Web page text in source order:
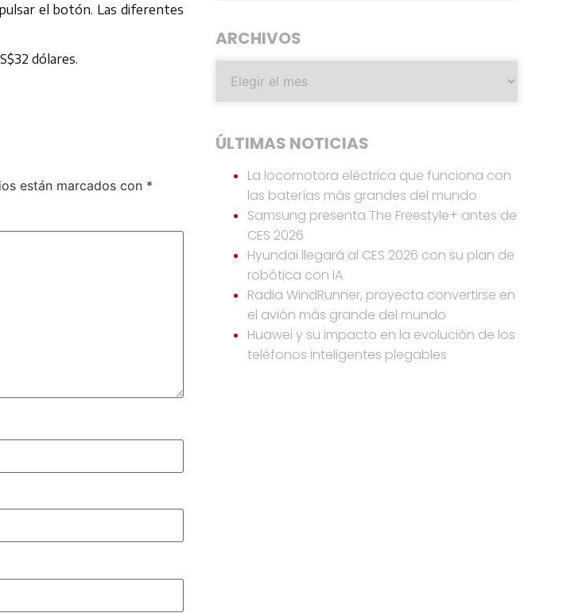
el botón. Las diferentes
dólares.
están marcados con *
ARCHIVOS
ÚLTIMAS NOTICIAS
La locomotora eléctrica que funciona con
las baterías más grandes del mundo
Samsung presenta The Freestyle+ antes de
CES 2026
Hyundai llegará al CES 2026 con su plan de
robótica con IA
Radia WindRunner, proyecta convertirse en
el avión más grande del mundo
Huawei y su impacto en la evolución de los
teléfonos inteligentes plegables